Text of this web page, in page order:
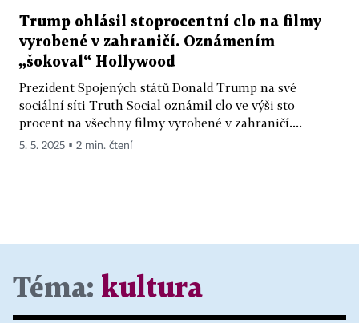
Trump ohlásil stoprocentní clo na filmy
vyrobené v zahraničí. Oznámením
„šokoval“ Hollywood
Prezident Spojených států Donald Trump na své
sociální síti Truth Social oznámil clo ve výši sto
procent na všechny filmy vyrobené v zahraničí....
5. 5. 2025 ▪ 2 min. čtení
Téma: kultura